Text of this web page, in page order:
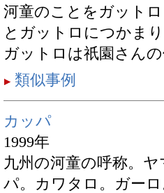
河童のことをガット
とガットロにつかま
ガットロは祇園さん
類似事例
カッパ
1999年
九州の河童の呼称。
パ。カワタロ。ガー